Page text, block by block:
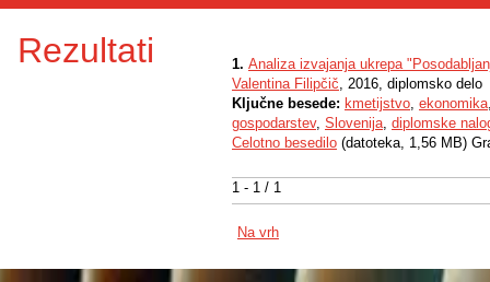
Rezultati
1 - 1 / 1
1. Analiza izvajanja ukrepa
Valentina Filipčič, 2016, diplomsko delo
Ključne besede: kmetijstvo, ekonomika
gospodarstev, Slovenija, diplomske
Celotno besedilo (datoteka, 1,56 MB)
Na vrh